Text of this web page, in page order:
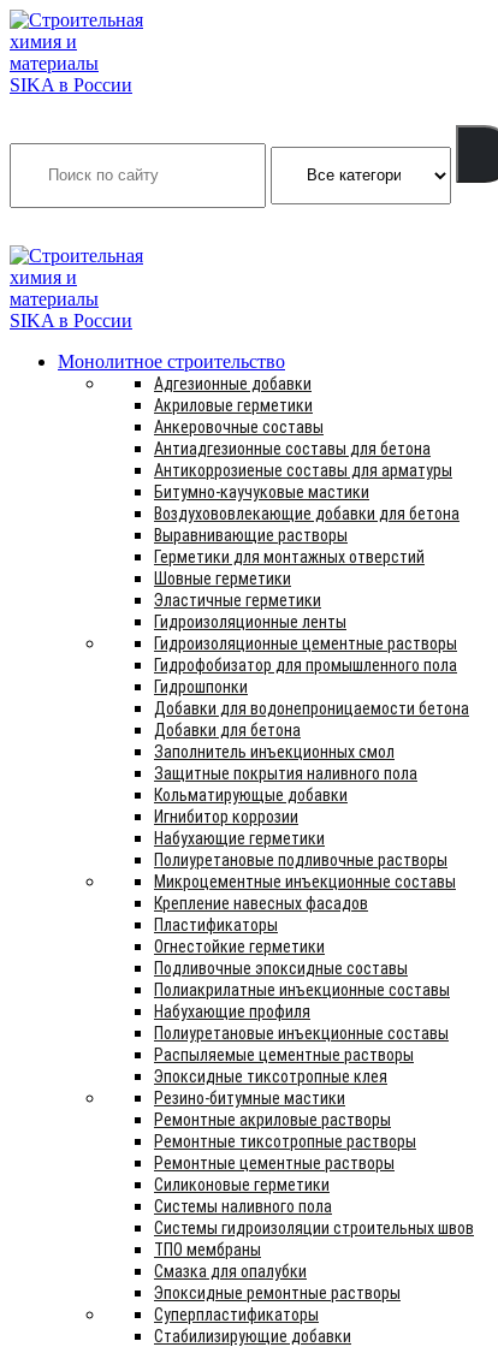
Монолитное строительство
Адгезионные добавки
Акриловые герметики
Анкеровочные составы
Антиадгезионные составы для бетона
Антикоррозиеные составы для арматуры
Битумно-каучуковые мастики
Воздухововлекающие добавки для бетона
Выравнивающие растворы
Герметики для монтажных отверстий
Шовные герметики
Эластичные герметики
Гидроизоляционные ленты
Гидроизоляционные цементные растворы
Гидрофобизатор для промышленного пола
Гидрошпонки
Добавки для водонепроницаемости бетона
Добавки для бетона
Заполнитель инъекционных смол
Защитные покрытия наливного пола
Кольматирующые добавки
Игнибитор коррозии
Набухающие герметики
Полиуретановые подливочные растворы
Микроцементные инъекционные составы
Крепление навесных фасадов
Пластификаторы
Огнестойкие герметики
Подливочные эпоксидные составы
Полиакрилатные инъекционные составы
Набухающие профиля
Полиуретановые инъекционные составы
Распыляемые цементные растворы
Эпоксидные тиксотропные клея
Резино-битумные мастики
Ремонтные акриловые растворы
Ремонтные тиксотропные растворы
Ремонтные цементные растворы
Силиконовые герметики
Системы наливного пола
Системы гидроизоляции строительных швов
ТПО мембраны
Смазка для опалубки
Эпоксидные ремонтные растворы
Суперпластификаторы
Стабилизирующие добавки